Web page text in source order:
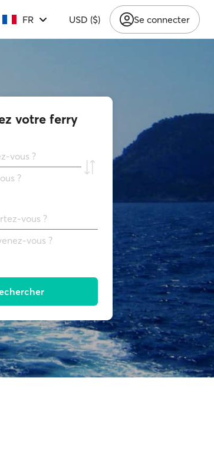
FR USD ($) Se connecter
votre ferry
vous ?
?
vous ?
vous ?